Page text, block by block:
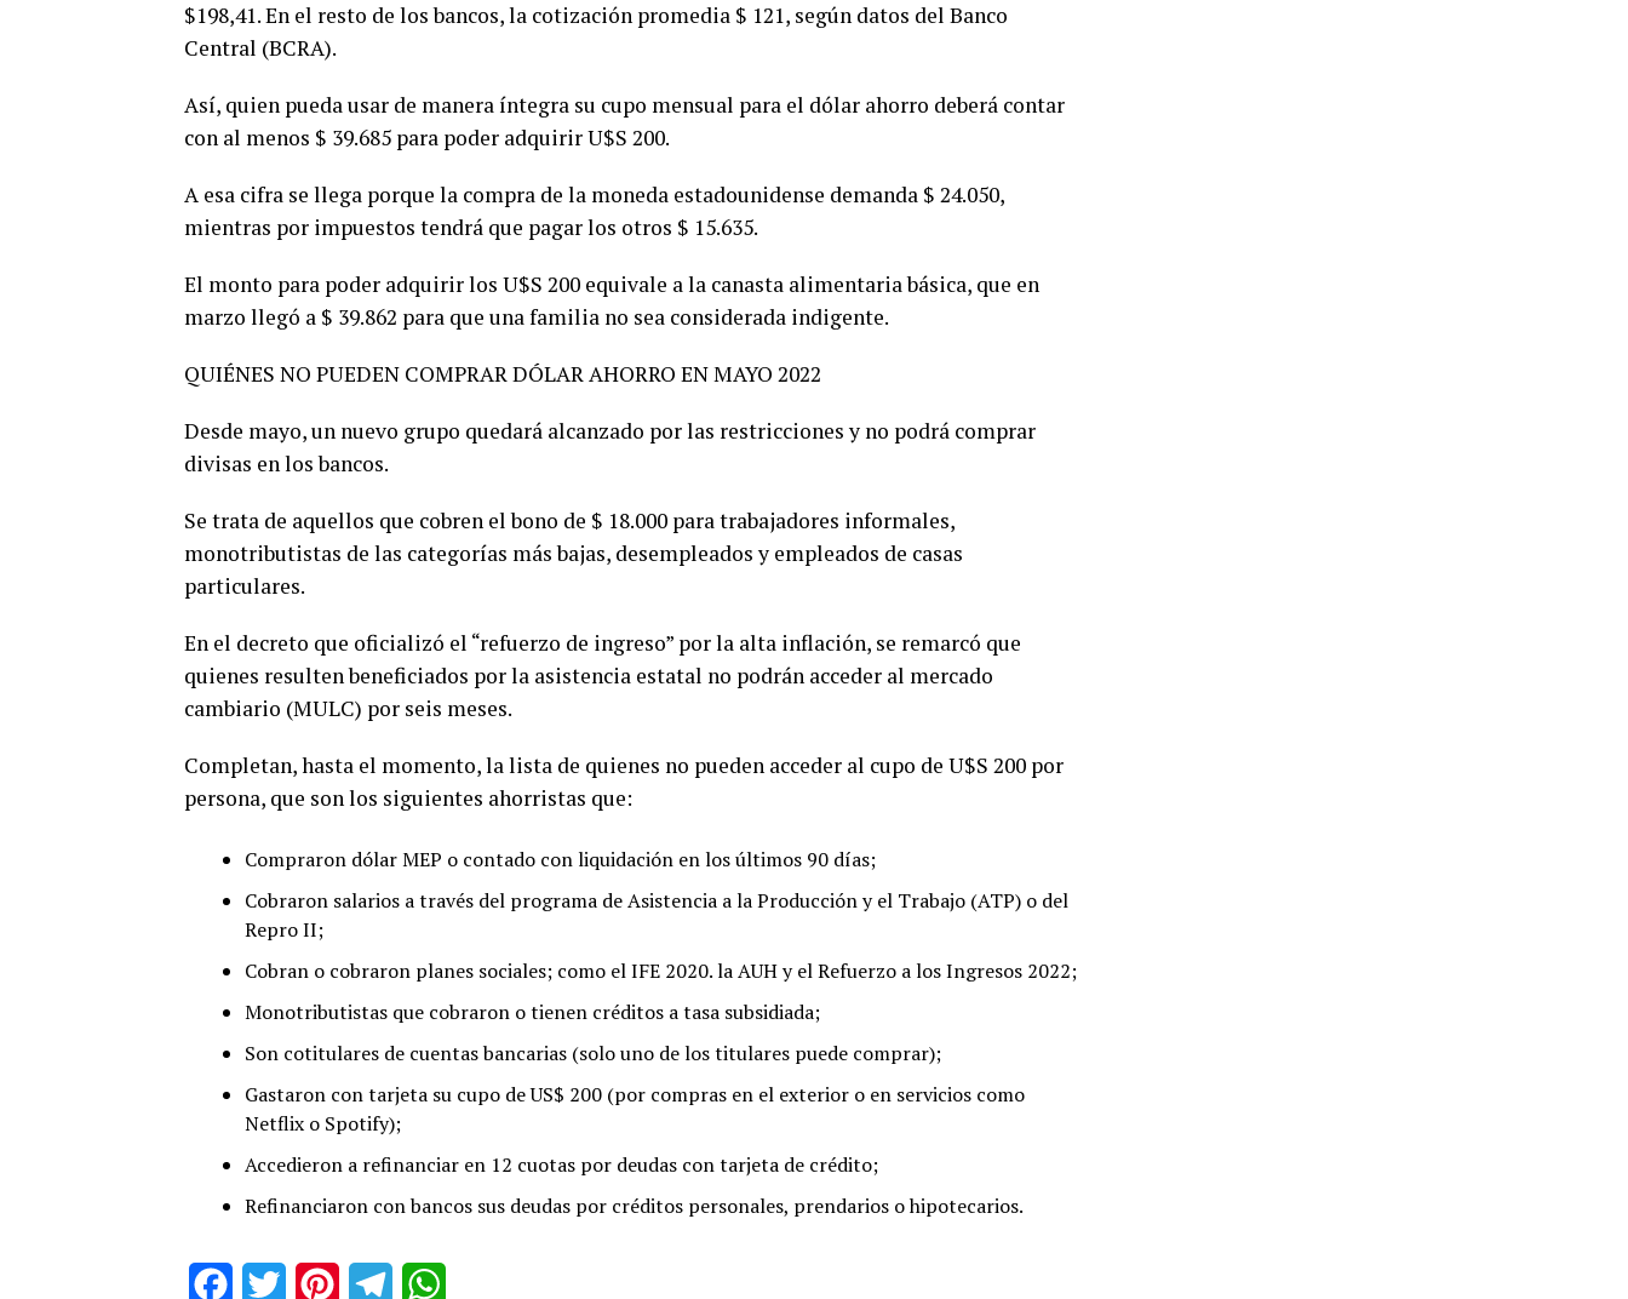
$198,41. En el resto de los bancos, la cotización promedia $ 121, según datos del Banco
Central (BCRA).
Así, quien pueda usar de manera íntegra su cupo mensual para el dólar ahorro deberá contar
con al menos $ 39.685 para poder adquirir U$S 200.
A esa cifra se llega porque la compra de la moneda estadounidense demanda $ 24.050,
mientras por impuestos tendrá que pagar los otros $ 15.635.
El monto para poder adquirir los U$S 200 equivale a la canasta alimentaria básica, que en
marzo llegó a $ 39.862 para que una familia no sea considerada indigente.
QUIÉNES NO PUEDEN COMPRAR DÓLAR AHORRO EN MAYO 2022
Desde mayo, un nuevo grupo quedará alcanzado por las restricciones y no podrá comprar
divisas en los bancos.
Se trata de aquellos que cobren el bono de $ 18.000 para trabajadores informales,
monotributistas de las categorías más bajas, desempleados y empleados de casas
particulares.
En el decreto que oficializó el “refuerzo de ingreso” por la alta inflación, se remarcó que
quienes resulten beneficiados por la asistencia estatal no podrán acceder al mercado
cambiario (MULC) por seis meses.
Completan, hasta el momento, la lista de quienes no pueden acceder al cupo de U$S 200 por
persona, que son los siguientes ahorristas que:
Compraron dólar MEP o contado con liquidación en los últimos 90 días;
Cobraron salarios a través del programa de Asistencia a la Producción y el Trabajo (ATP) o del
Repro II;
Cobran o cobraron planes sociales; como el IFE 2020. la AUH y el Refuerzo a los Ingresos 2022;
Monotributistas que cobraron o tienen créditos a tasa subsidiada;
Son cotitulares de cuentas bancarias (solo uno de los titulares puede comprar);
Gastaron con tarjeta su cupo de US$ 200 (por compras en el exterior o en servicios como
Netflix o Spotify);
Accedieron a refinanciar en 12 cuotas por deudas con tarjeta de crédito;
Refinanciaron con bancos sus deudas por créditos personales, prendarios o hipotecarios.
FacebookTwitter PinterestTelegram